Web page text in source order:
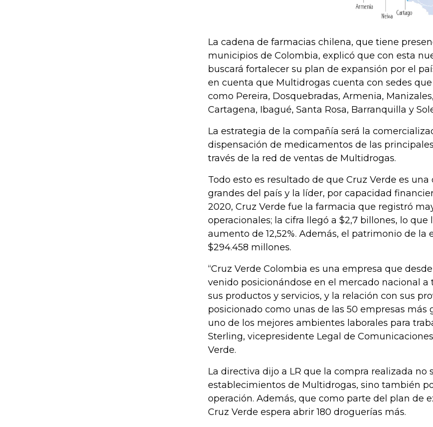
La cadena de farmacias chilena, que tiene
municipios de Colombia, explicó que con esta
buscará fortalecer su plan de expansión por el
en cuenta que Multidrogas cuenta con sedes
como Pereira, Dosquebradas, Armenia,
Cartagena, Ibagué, Santa Rosa, Barranquilla y
La estrategia de la compañía será la
dispensación de medicamentos de las
través de la red de ventas de Multidrogas.
Todo esto es resultado de que Cruz Verde es
grandes del país y la líder, por capacidad
2020, Cruz Verde fue la farmacia que registró
operacionales; la cifra llegó a $2,7 billones, lo que
aumento de 12,52%. Además, el patrimonio de la
$294.458 millones.
“Cruz Verde Colombia es una empresa que
venido posicionándose en el mercado nacional a
sus productos y servicios, y la relación con sus
posicionado como unas de las 50 empresas más
uno de los mejores ambientes laborales para
Sterling, vicepresidente Legal de
Verde.
La directiva dijo a LR que la compra realizada no
establecimientos de Multidrogas, sino también
operación. Además, que como parte del plan de
Cruz Verde espera abrir 180 droguerías más.